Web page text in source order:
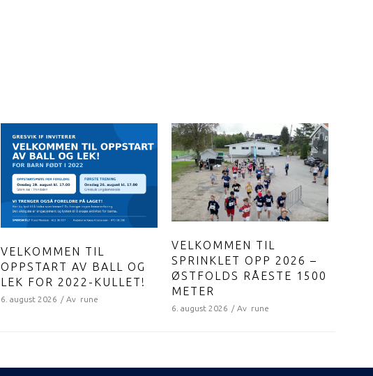
VELKOMMEN TIL
OPPSTART AV BALL OG
LEK FOR 2022-KULLET!
6. august 2026 Av rune
VELKOMMEN TIL
SPRINKLET OPP 2026 –
ØSTFOLDS RÅESTE 1500
METER
6. august 2026 Av rune